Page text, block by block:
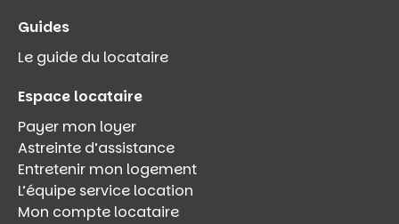
Guides
Le guide du locataire
Espace locataire
Payer mon loyer
Astreinte d’assistance
Entretenir mon logement
L’équipe service location
Mon compte locataire